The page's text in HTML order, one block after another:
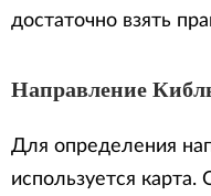
достаточно взять
Направление
Для определения
используется